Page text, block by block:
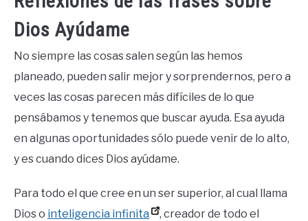
Dios Ayúdame
No siempre las cosas salen según las hemos
planeado, pueden salir mejor y sorprendernos, pero a
veces las cosas parecen más difíciles de lo que
pensábamos y tenemos que buscar ayuda. Esa ayuda
en algunas oportunidades sólo puede venir de lo alto,
y es cuando dices Dios ayúdame.
Para todo el que cree en un ser superior, al cual llama
Dios o inteligencia infinita
, creador de todo el